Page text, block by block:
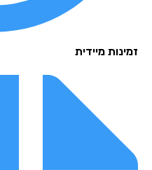
זמינות מיידית